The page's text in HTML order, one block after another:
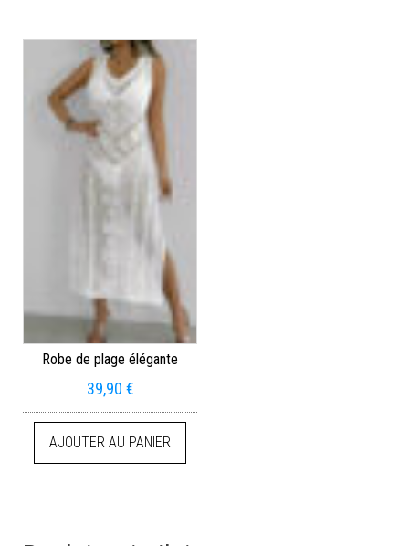
Robe de plage élégante
39,90 €
AJOUTER AU PANIER